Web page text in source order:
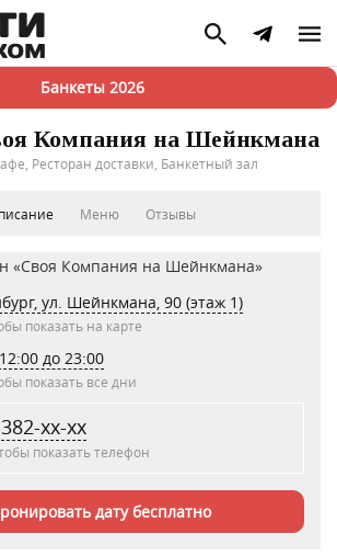
Банкеты 2026
Компания на Шейнкмана
Ресторан доставки, Банкетный зал
Меню Отзывы
ул. Шейнкмана, 90 (этаж 1)
показать на карте
до 23:00
показать все дни
xx-xx
показать телефон
дату бесплатно